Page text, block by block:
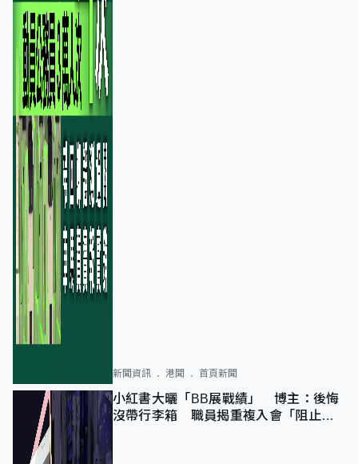
新聞資訊 港聞 首頁新聞
小紅書大曬「BB展戰績」 博主：後悔
沒帶行李箱 職員揭重複入會「阻止唔